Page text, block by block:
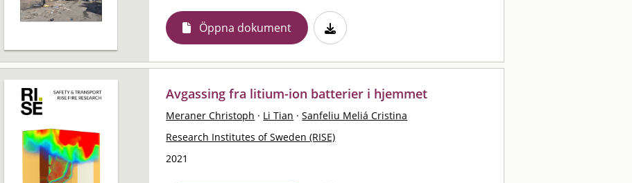
Öppna dokument
Avgassing fra litium-ion batterier i hjemmet
Meraner Christoph · Li Tian · Sanfeliu Meliá Cristina
Research Institutes of Sweden (RISE)
2021